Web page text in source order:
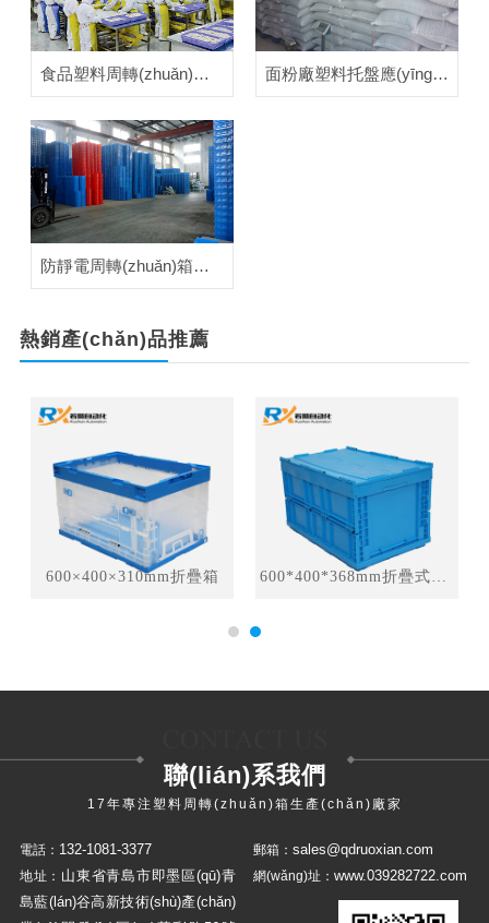
食品塑料周轉(zhuǎn)箱應(yīng)用案例 面粉廠塑料托盤應(yīng)用案例
防靜電周轉(zhuǎn)箱應(yīng)用案例
熱銷產(chǎn)品推薦
600×400×310mm折疊箱 600*400*368mm折疊式周轉(zhuǎn)箱
聯(lián)系我們
17年專注塑料周轉(zhuǎn)箱生產(chǎn)廠家
電話： 132-1081-3377
地址： 山東省青島市即墨區(qū)青
島藍(lán)谷高新技術(shù)產(chǎn)
郵箱：sales@qdruoxian.com
網(wǎng)址：www.039282722.com